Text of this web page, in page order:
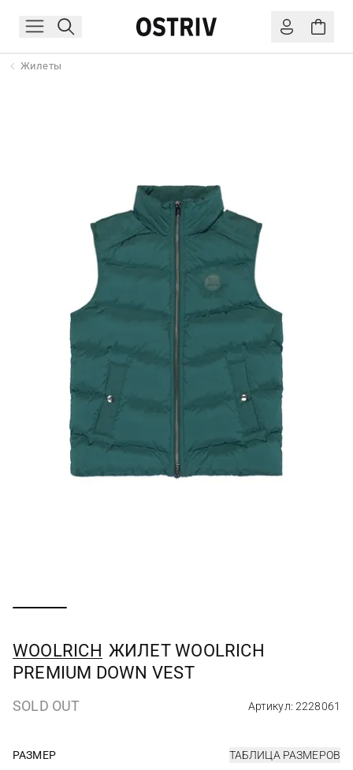
Жилеты
WOOLRICH ЖИЛЕТ WOOLRICH
PREMIUM DOWN VEST
SOLD OUT Артикул: 2228061
РАЗМЕР ТАБЛИЦА РАЗМЕРОВ